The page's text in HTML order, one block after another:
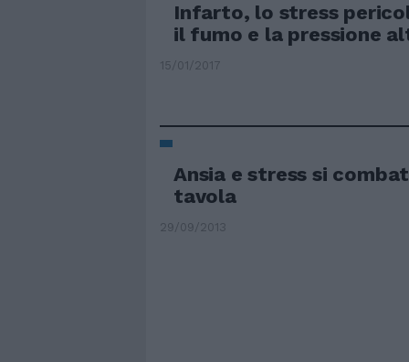
Infarto, lo stress
il fumo e la pressione
15/01/2017
Ansia e stress si
tavola
29/09/2013